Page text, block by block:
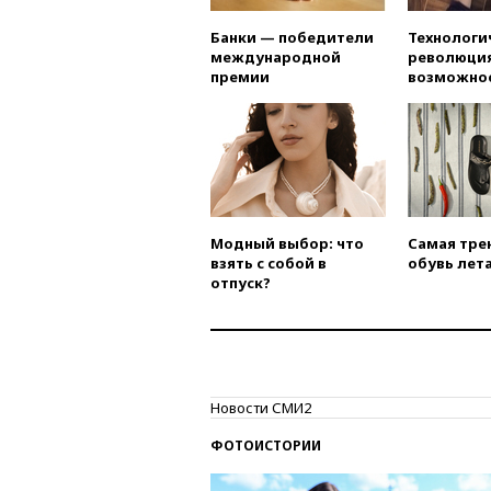
Банки — победители
международной
премии
Модный выбор: что
взять с собой в
отпуск?
Самая
обувь
Новости СМИ2
ФОТОИСТОРИИ